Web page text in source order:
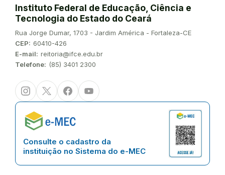
Instituto Federal de Educação, Ciência e
Tecnologia do Estado do Ceará
Endereço:
Rua Jorge Dumar, 1703 - Jardim América - Fortaleza-CE
CEP: 60410-426
E-mail: reitoria@ifce.edu.br
Telefone: (85) 3401 2300
InstagramTwitter/XFacebookYoutube
Consulte o cadastro da
instituição no Sistema do e-MEC